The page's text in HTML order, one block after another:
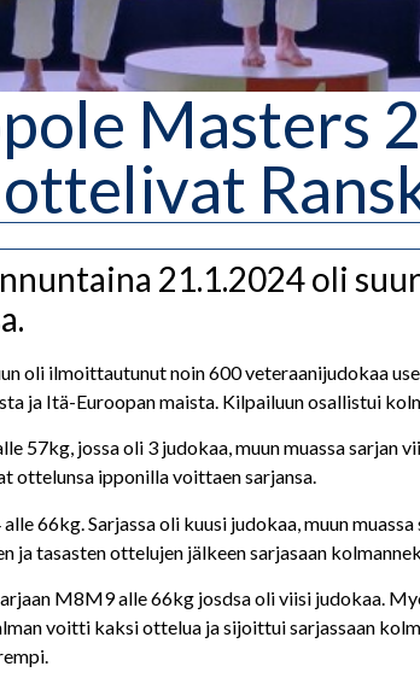
Masters
21.1.2024 oli
oli ilmoittautunut noin 600 veteraanijudokaa
ja Itä-Euroopan maista. Kilpailuun osallistui
57kg, jossa oli 3 judokaa, muun muassa sarjan
ottelunsa ipponilla voittaen sarjansa.
66kg. Sarjassa oli kuusi judokaa, muun
ja tasasten ottelujen jälkeen sarjasaan
M8M9 alle 66kg josdsa oli viisi judokaa.
voitti kaksi ottelua ja sijoittui sarjassaan